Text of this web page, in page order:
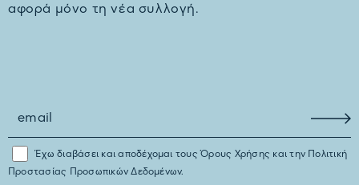
αφορά μόνο τη νέα συλλογή.
Έχω διαβάσει και αποδέχομαι τουςΌρους Χρήσης και τηνΠολιτική
Προστασίας Προσωπικών Δεδομένων.